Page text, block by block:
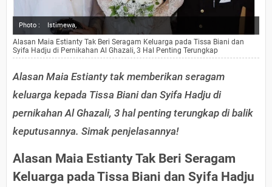
Photo : Istimewa,
Alasan Maia Estianty Tak Beri Seragam Keluarga pada Tissa Biani dan
Syifa Hadju di Pernikahan Al Ghazali, 3 Hal Penting Terungkap
Alasan Maia Estianty tak memberikan seragam
keluarga kepada Tissa Biani dan Syifa Hadju di
pernikahan Al Ghazali, 3 hal penting terungkap di balik
keputusannya. Simak penjelasannya!
Alasan Maia Estianty Tak Beri Seragam
Keluarga pada Tissa Biani dan Syifa Hadju